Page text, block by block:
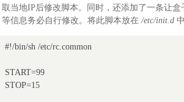
取当地IP后修改脚本。同时，还添加了一条让
等信息务必自行修改。将此脚本放在 /etc/init.d
#!/bin/sh /etc/rc.common
START=99
STOP=15